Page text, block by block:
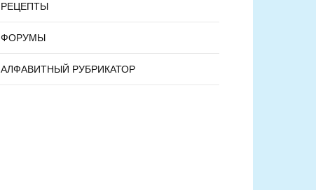
РЕЦЕПТЫ
ФОРУМЫ
АЛФАВИТНЫЙ РУБРИКАТОР